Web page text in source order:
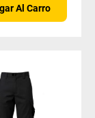
Al Carro